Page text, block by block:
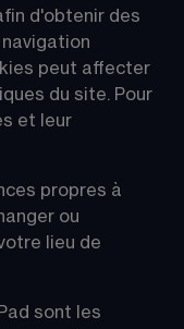
d'obtenir des
peut affecter
du site. Pour
et leur
propres à
ou
lieu de
sont les